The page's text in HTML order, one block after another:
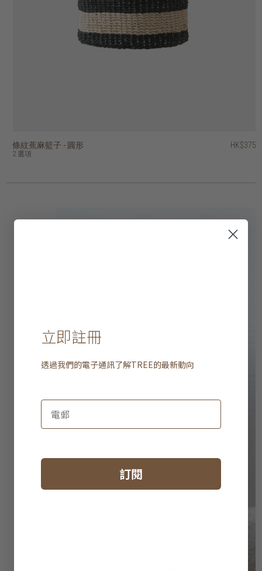
條紋蕉麻籃子 - 圓形
2 選項
HK$375
蕉麻菱形手提籃 HK$645
蕉麻格子編織折疊邊球形籃
3 選項
HK$295
蕉麻格子編織球形籃
4 選項
HK$445
蕉麻混色條紋洗衣籃 - 圓形
2 選項
HK$895
附蓋蕉麻多用途籃子
3 選項
HK$195
海草編織的開放式扭紋籃
2 選項
HK$395
蕉麻花圓形籃子
4 選項
HK$395
附蓋的蕉麻豎條紋籃子
2 選項
HK$475
帶蓋的蕉麻圓柱形籃子 HK$245
立即註冊
透過我們的電子通訊了解TREE的最新動向
訂閱